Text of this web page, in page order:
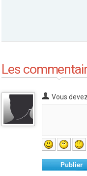
Les
Vous devez
Publier